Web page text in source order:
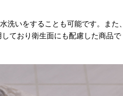
洗いをすることも可能です。また、
ており衛生面にも配慮した商品で